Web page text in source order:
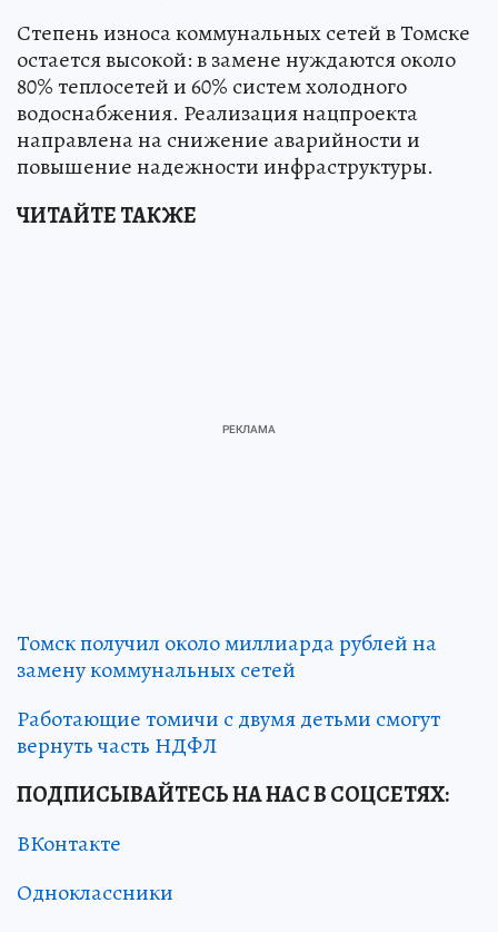
Степень износа коммунальных сетей в Томске
остается высокой: в замене нуждаются около
80% теплосетей и 60% систем холодного
водоснабжения. Реализация нацпроекта
направлена на снижение аварийности и
повышение надежности инфраструктуры.
ЧИТАЙТЕ ТАКЖЕ
Томск получил около миллиарда рублей на
замену коммунальных сетей
Работающие томичи с двумя детьми смогут
вернуть часть НДФЛ
ПОДПИСЫВАЙТЕСЬ НА НАС В СОЦСЕТЯХ:
ВКонтакте
Одноклассники